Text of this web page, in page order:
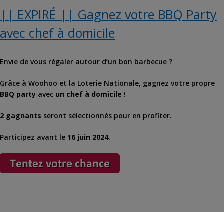
|| EXPIRÉ || Gagnez votre BBQ Party
avec chef à domicile
Envie de vous régaler autour d’un bon barbecue ?
Grâce à Woohoo et la Loterie Nationale, gagnez votre propre
BBQ party avec un chef à domicile !
2 gagnants seront sélectionnés pour en profiter.
Participez avant le 16 juin 2024.